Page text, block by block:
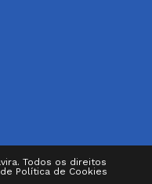
Todos os direitos
Política de Cookies